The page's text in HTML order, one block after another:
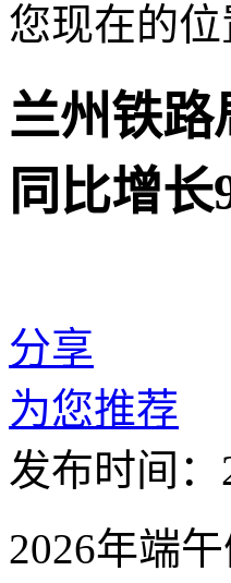
您现在的位
兰州铁路
同比增长
分享
为您推荐
发布时间：
2026年端